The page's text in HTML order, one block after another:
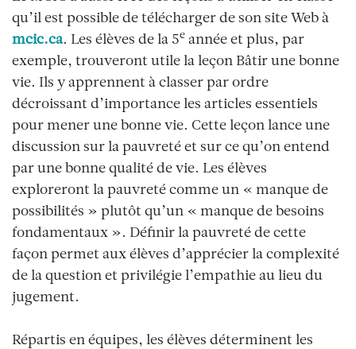
qu’il est possible de télécharger de son site Web à
mcic.ca. Les élèves de la 5e année et plus, par
exemple, trouveront utile la leçon Bâtir une bonne
vie. Ils y apprennent à classer par ordre
décroissant d’importance les articles essentiels
pour mener une bonne vie. Cette leçon lance une
discussion sur la pauvreté et sur ce qu’on entend
par une bonne qualité de vie. Les élèves
exploreront la pauvreté comme un « manque de
possibilités » plutôt qu’un « manque de besoins
fondamentaux ». Définir la pauvreté de cette
façon permet aux élèves d’apprécier la complexité
de la question et privilégie l’empathie au lieu du
jugement.
Répartis en équipes, les élèves déterminent les